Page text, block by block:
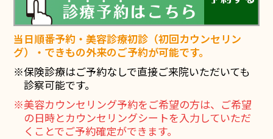
当日順番予約・美容診療初診（初回カウンセリン
グ）・できもの外来のご予約が可能です。
※保険診療はご予約なしで直接ご来院いただいても
診察可能です。
※美容カウンセリング予約をご希望の方は、ご希望
の日時とカウンセリングシートを入力していただ
くことでご予約確定ができます。